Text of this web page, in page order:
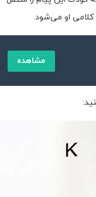
او می‌شود.
مشاهده